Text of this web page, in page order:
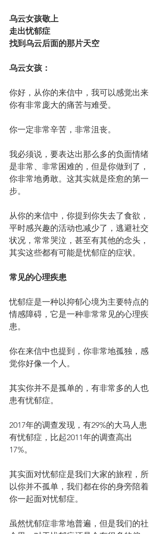
乌云女孩敬上
走出忧郁症
找到乌云后面的那片天空
乌云女孩：
你好，从你的来信中，我可以感觉出来
你有非常庞大的痛苦与难受。
你一定非常辛苦，非常沮丧。
我必须说，要表达出那么多的负面情绪
是非常、非常困难的，但是你做到了，
你非常地勇敢。这其实就是痊愈的第一
步。
从你的来信中，你提到你失去了食欲，
平时感兴趣的活动也减少了，逃避社交
状况，常常哭泣，甚至有其他的念头，
其实这些都有可能是忧郁症的症状。
常见的心理疾患
忧郁症是一种以抑郁心境为主要特点的
情感障碍，它是一种非常常见的心理疾
患。
你在来信中也提到，你非常地孤独，感
觉你好像一个人。
其实你并不是孤单的，有非常多的人也
患有忧郁症。
2017年的调查发现，有29%的大马人患
有忧郁症，比起2011年的调查高出
17%。
其实面对忧郁症是我们大家的旅程，所
以你并不孤单，我们都在你的身旁陪着
你一起面对忧郁症。
虽然忧郁症非常地普遍，但是我们的社